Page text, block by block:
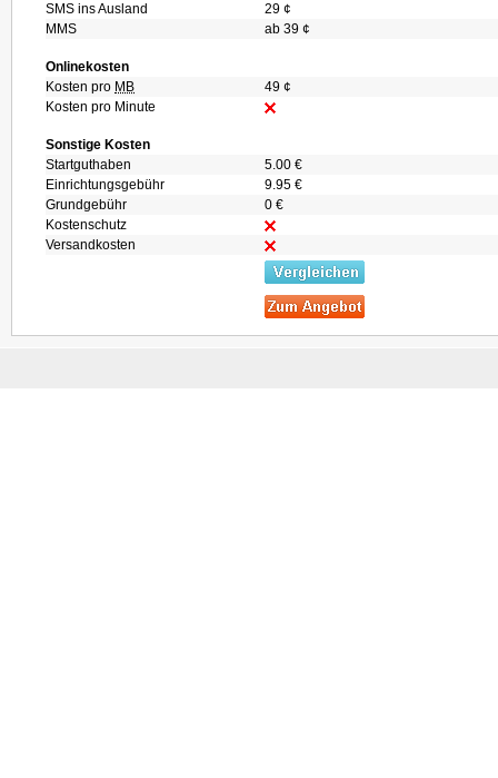
SMS ins Ausland
29 ¢
MMS
ab 39 ¢
Onlinekosten
Kosten pro MB
49 ¢
Kosten pro Minute
Sonstige Kosten
Startguthaben
5.00 €
Einrichtungsgebühr
9.95 €
Grundgebühr
0 €
Kostenschutz
Versandkosten